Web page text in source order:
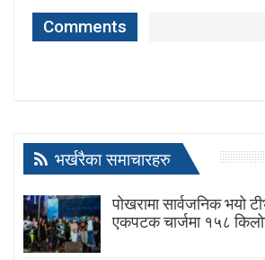
Comments
भर्खरैका समाचारहरु
पोखरामा सार्वजनिक भयो
एकपटक चार्जमा १५८